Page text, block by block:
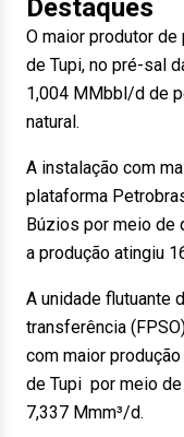
Destaques
O maior produtor
de Tupi, no pré-sal
1,004 MMbbl/d de
natural.
A instalação com
plataforma
Búzios por meio de
a produção atingiu
A unidade flutuante
transferência
com maior
de Tupi por meio
7,337 Mmm³/d.